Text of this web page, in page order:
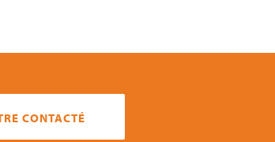
CONTACTÉ